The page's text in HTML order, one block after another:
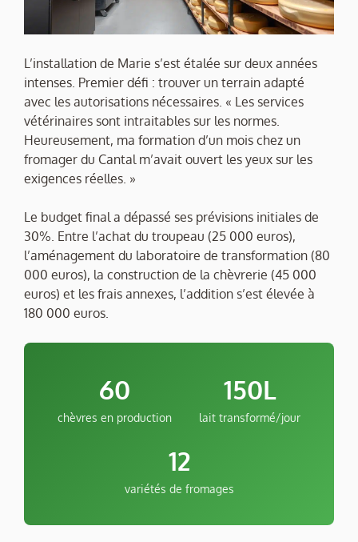
L’installation de Marie s’est étalée sur deux années
intenses. Premier défi : trouver un terrain adapté
avec les autorisations nécessaires. « Les services
vétérinaires sont intraitables sur les normes.
Heureusement, ma formation d’un mois chez un
fromager du Cantal m’avait ouvert les yeux sur les
exigences réelles. »
Le budget final a dépassé ses prévisions initiales de
30%. Entre l’achat du troupeau (25 000 euros),
l’aménagement du laboratoire de transformation (80
000 euros), la construction de la chèvrerie (45 000
euros) et les frais annexes, l’addition s’est élevée à
180 000 euros.
60
chèvres en production
150L
lait transformé/jour
12
variétés de fromages